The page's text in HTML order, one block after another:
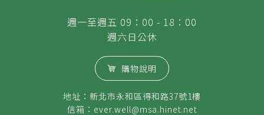
購物說明
地址：新北市永和區得和路37號1樓
信箱： ever.well@msa.hinet.net
週一至週五 09：00 - 18：00
週六日公休